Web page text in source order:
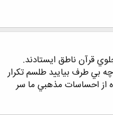
قرآن ناطق ايستادند.
بي طرف بياييد طلسم تکرار
از احساسات مذهبي ما سر